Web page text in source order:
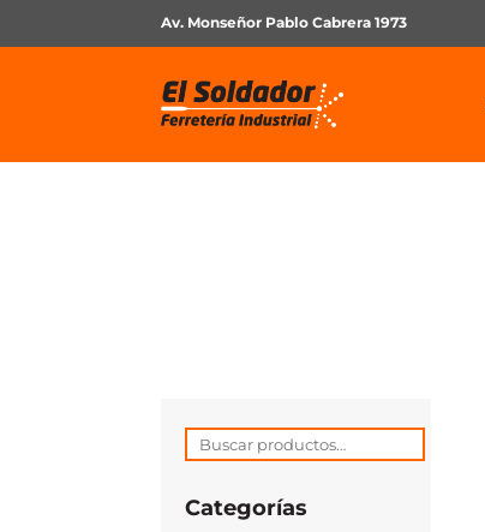
Av. Monseñor Pablo Cabrera 1973
Buscar
Categorías